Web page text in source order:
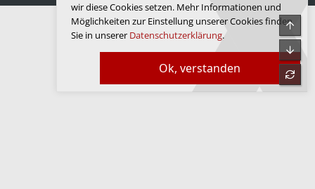
Ok, verstanden
wir diese Cookies setzen. Mehr Informationen und
Möglichkeiten zur Einstellung unserer Cookies finden
Sie in unserer Datenschutzerklärung.